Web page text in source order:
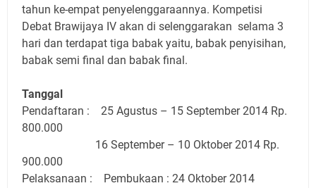
tahun ke-empat penyelenggaraannya. Kompetisi
Debat Brawijaya IV akan di selenggarakan selama 3
hari dan terdapat tiga babak yaitu, babak penyisihan,
babak semi final dan babak final.
Tanggal
Pendaftaran : 25 Agustus – 15 September 2014 Rp.
800.000
16 September – 10 Oktober 2014 Rp.
900.000
Pelaksanaan : Pembukaan : 24 Oktober 2014